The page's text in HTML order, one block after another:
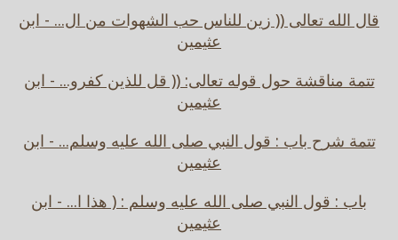
قال الله تعالى (( زين للناس حب الشهوات من ال... - ابن
عثيمين
تتمة مناقشة حول قوله تعالى: (( قل للذين كفرو... - ابن
عثيمين
تتمة شرح باب : قول النبي صلى الله عليه وسلم... - ابن
عثيمين
باب : قول النبي صلى الله عليه وسلم : ( هذا ا... - ابن
عثيمين